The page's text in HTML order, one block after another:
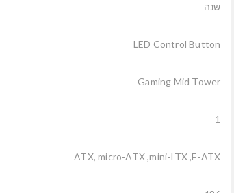
שנה
LED Control Button
Gaming Mid Tower
1
ATX, micro-ATX ,mini-ITX ,E-ATX